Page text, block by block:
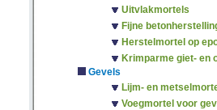
Uitvlakmortels
Fijne
Herstelmortel op
Krimparme giet- en
Gevels
Lijm- en
Voegmortel voor